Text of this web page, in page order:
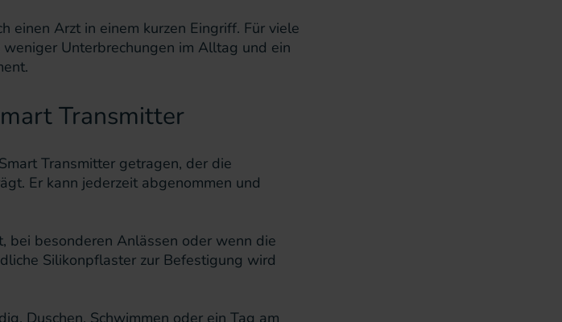
einen Arzt in einem kurzen Eingriff. Für viele
Unterbrechungen im Alltag und ein
Transmitter
Transmitter getragen, der die
Er kann jederzeit abgenommen und
bei besonderen Anlässen oder wenn die
Silikonpflaster zur Befestigung wird
Duschen, Schwimmen oder ein Tag am